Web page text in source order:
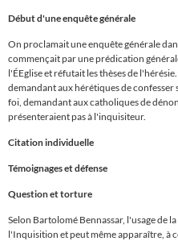
Début d'une enquête générale
On proclamait une enquête générale
commençait par une prédication
l'ÉEglise et réfutait les thèses de
demandant aux hérétiques de
foi, demandant aux catholiques de
présenteraient pas à l'inquisiteur.
Citation individuelle
Témoignages et défense
Question et torture
Selon Bartolomé Bennassar, l'usage de
l'Inquisition et peut même apparaître, à